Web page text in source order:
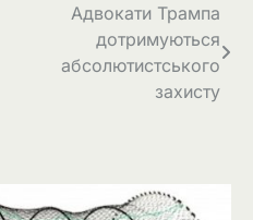
Адвокати Трампа
дотримуються
абсолютистського
захисту